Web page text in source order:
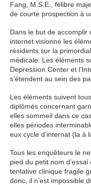
Fang, M.S.E., félibre
de courte prospection à
Dans le but de accomplir
internet visionné les
résidents sur la
médicale. Les éléments
Depression Center et
s’étendent au sein des
Les éléments suivent
diplômés concernant
elles sommeil dans ce
elles périodes
eux cycle d’internat (la à
Tous les enquêteurs le
pied du petit nom
tentative clinique fragile
donc, il n’est impossible